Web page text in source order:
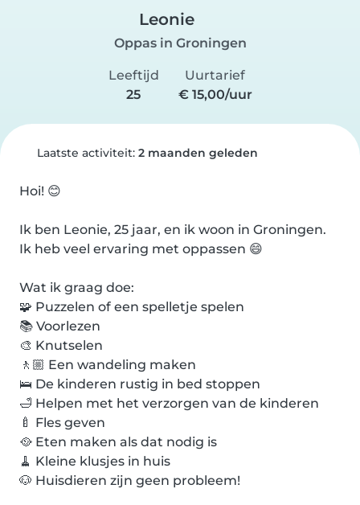
Leonie
Oppas in Groningen
Leeftijd
25
Uurtarief
€ 15,00/uur
Laatste activiteit: 2 maanden geleden
Hoi! 😊
Ik ben Leonie, 25 jaar, en ik woon in Groningen.
Ik heb veel ervaring met oppassen 😄
Wat ik graag doe:
🧩 Puzzelen of een spelletje spelen
📚 Voorlezen
🎨 Knutselen
🚶🏼 Een wandeling maken
🛌 De kinderen rustig in bed stoppen
🛁 Helpen met het verzorgen van de kinderen
🍼 Fles geven
🥘 Eten maken als dat nodig is
🧹 Kleine klusjes in huis
🐶 Huisdieren zijn geen probleem!